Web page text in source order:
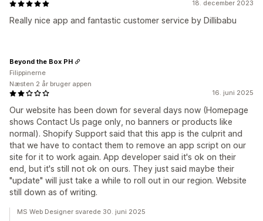
18. december 2023
Really nice app and fantastic customer service by Dillibabu
16. juni 2025
Our website has been down for several days now (Homepage
shows Contact Us page only, no banners or products like
normal). Shopify Support said that this app is the culprit and
that we have to contact them to remove an app script on our
site for it to work again. App developer said it's ok on their
end, but it's still not ok on ours. They just said maybe their
"update" will just take a while to roll out in our region. Website
still down as of writing.
Beyond the Box PH
Filippinerne
Næsten 2 år bruger appen
MS Web Designer svarede 30. juni 2025